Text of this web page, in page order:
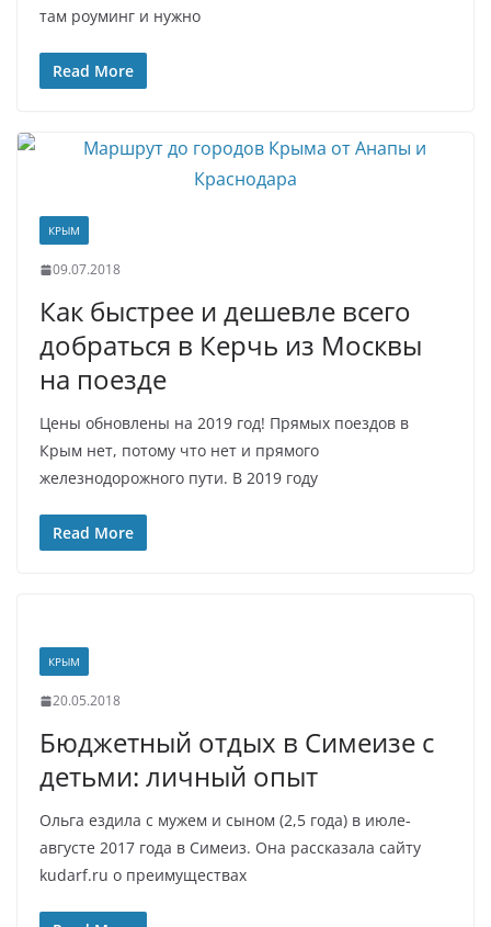
там роуминг и нужно
Read More
КРЫМ
09.07.2018
Как быстрее и дешевле всего
добраться в Керчь из Москвы
на поезде
Цены обновлены на 2019 год! Прямых поездов в
Крым нет, потому что нет и прямого
железнодорожного пути. В 2019 году
Read More
КРЫМ
20.05.2018
Бюджетный отдых в Симеизе с
детьми: личный опыт
Ольга ездила с мужем и сыном (2,5 года) в июле-
августе 2017 года в Симеиз. Она рассказала сайту
kudarf.ru о преимуществах